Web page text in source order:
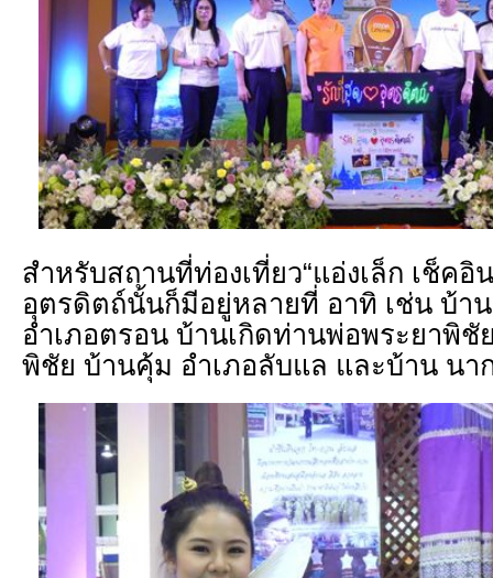
สำหรับสถานที่ท่องเที่ยว“แอ่งเล็ก เช็คอิ
อุตรดิตถ์นั้นก็มีอยู่หลายที่ อาทิ เช่น บ้า
อำเภอตรอน บ้านเกิดท่านพ่อพระยาพิชั
พิชัย บ้านคุ้ม อำเภอลับแล และบ้าน นา